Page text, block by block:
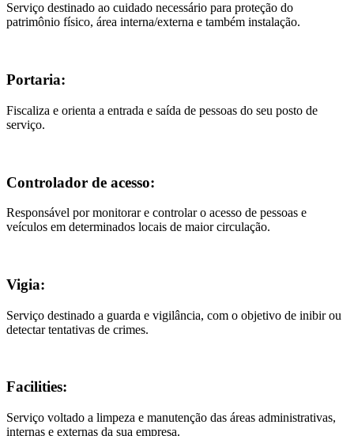
Serviço destinado ao cuidado necessário para proteção do
patrimônio físico, área interna/externa e também instalação.
Portaria:
Fiscaliza e orienta a entrada e saída de pessoas do seu posto de
serviço.
Controlador de acesso:
Responsável por monitorar e controlar o acesso de pessoas e
veículos em determinados locais de maior circulação.
Vigia:
Serviço destinado a guarda e vigilância, com o objetivo de inibir ou
detectar tentativas de crimes.
Facilities:
Serviço voltado a limpeza e manutenção das áreas administrativas,
internas e externas da sua empresa.